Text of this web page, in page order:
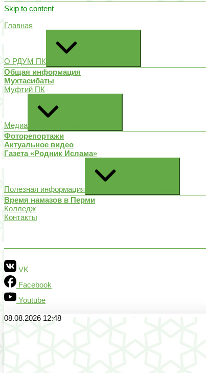
Skip to content
Главная
О РДУМ ПК
Общая информация
Мухтасибаты
Муфтий ПК
Медиа
Фоторепортажи
Актуальное видео
Газета «Родник Ислама»
Полезная информация
Время намазов в Перми
Колледж
Контакты
VK
Facebook
Youtube
08.08.2026 12:48